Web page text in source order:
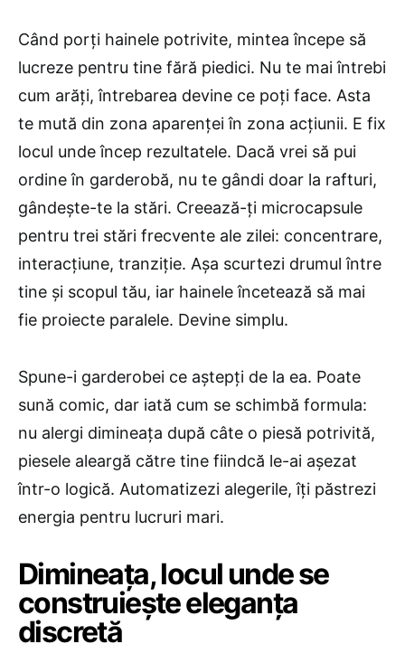
Când porți hainele potrivite, mintea începe să
lucreze pentru tine fără piedici. Nu te mai întrebi
cum arăți, întrebarea devine ce poți face. Asta
te mută din zona aparenței în zona acțiunii. E fix
locul unde încep rezultatele. Dacă vrei să pui
ordine în garderobă, nu te gândi doar la rafturi,
gândește-te la stări. Creează-ți microcapsule
pentru trei stări frecvente ale zilei: concentrare,
interacțiune, tranziție. Așa scurtezi drumul între
tine și scopul tău, iar hainele încetează să mai
fie proiecte paralele. Devine simplu.
Spune-i garderobei ce aștepți de la ea. Poate
sună comic, dar iată cum se schimbă formula:
nu alergi dimineața după câte o piesă potrivită,
piesele aleargă către tine fiindcă le-ai așezat
într-o logică. Automatizezi alegerile, îți păstrezi
energia pentru lucruri mari.
Dimineața, locul unde se
construiește eleganța
discretă